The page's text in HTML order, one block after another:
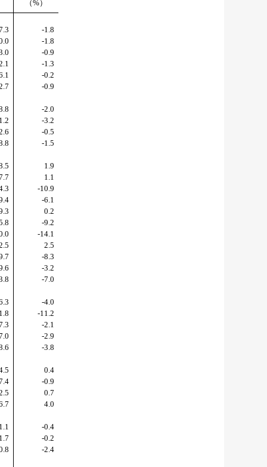
（%）
-1.8
-1.8
-0.9
-1.3
-0.2
-0.9
-2.0
-3.2
-0.5
-1.5
1.9
1.1
-10.9
-6.1
0.2
-9.2
-14.1
2.5
-8.3
-3.2
-7.0
-4.0
-11.2
-2.1
-2.9
-3.8
0.4
-0.9
0.7
4.0
-0.4
-0.2
-2.4